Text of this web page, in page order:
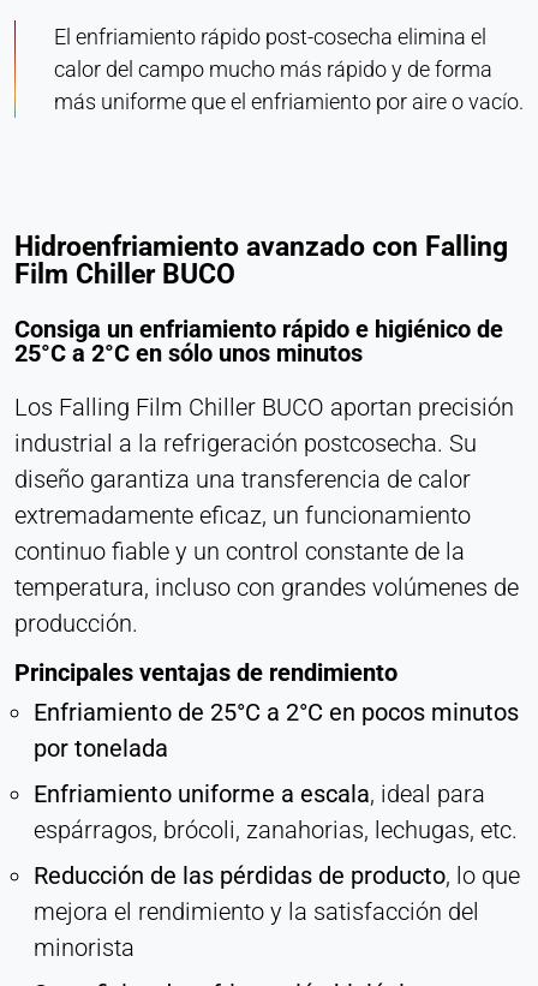
El enfriamiento rápido post-cosecha elimina el
calor del campo mucho más rápido y de forma
más uniforme que el enfriamiento por aire o vacío.
Hidroenfriamiento avanzado con Falling
Film Chiller BUCO
Consiga un enfriamiento rápido e higiénico de
25°C a 2°C en sólo unos minutos
Los Falling Film Chiller BUCO aportan precisión
industrial a la refrigeración postcosecha. Su
diseño garantiza una transferencia de calor
extremadamente eficaz, un funcionamiento
continuo fiable y un control constante de la
temperatura, incluso con grandes volúmenes de
producción.
Principales ventajas de rendimiento
Enfriamiento de 25°C a 2°C en pocos minutos
por tonelada
Enfriamiento uniforme a escala, ideal para
espárragos, brócoli, zanahorias, lechugas, etc.
Reducción de las pérdidas de producto, lo que
mejora el rendimiento y la satisfacción del
minorista
Hotjar
Name:
hjSession#, hjSessionUser#,
Purpose:
Análisis del comportamiento del usuario
Cookie duration:
Sesión - 1 año
MEDIOS EXTERNOS
Habilita contenidos de terceros, como vídeos.
Cuando se activa, los datos técnicos pueden ser
transferidos al proveedor.
Vimeo
vuid, reproductor
Provider:
Vimeo, Inc.
Purpose:
Contenido de vídeo incrustado
Sesión - 2 años